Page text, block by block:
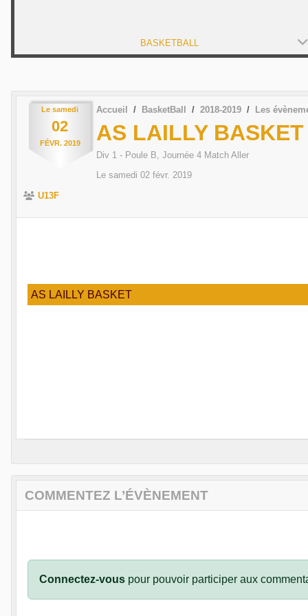
BASKETBALL
Le samedi
02
FÉVR. 2019
Accueil BasketBall 2018-2019 Les
AS LAILLY
Div 1 - Poule B, Journée 4 Match Aller
Le samedi 02 févr. 2019
U13F
AS LAILLY BASKET
COMMENTEZ L’ÉVÈNEMENT
Connectez-vous pour pouvoir participer aux